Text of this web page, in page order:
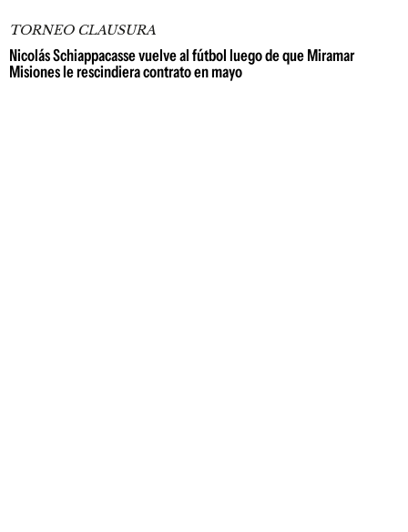
TORNEO CLAUSURA
Nicolás Schiappacasse vuelve al fútbol luego de que Miramar
Misiones le rescindiera contrato en mayo